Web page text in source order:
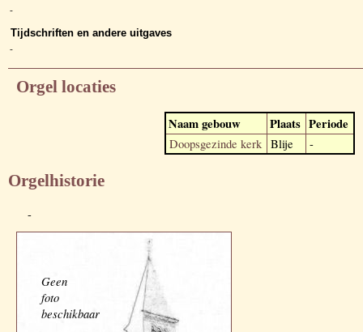
-
Tijdschriften en andere uitgaves
-
Orgel locaties
Naam gebouw Plaats Periode
Doopsgezinde kerk Blije -
Orgelhistorie
-
Geen
foto
beschikbaar